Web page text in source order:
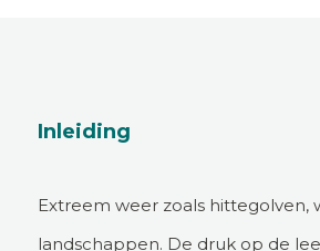
Inleiding
Extreem weer zoals hittegolven,
landschappen. De druk op de